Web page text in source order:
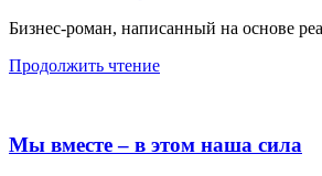
Бизнес-роман, написанный на основе
Продолжить чтение
Мы вместе – в этом наша сила